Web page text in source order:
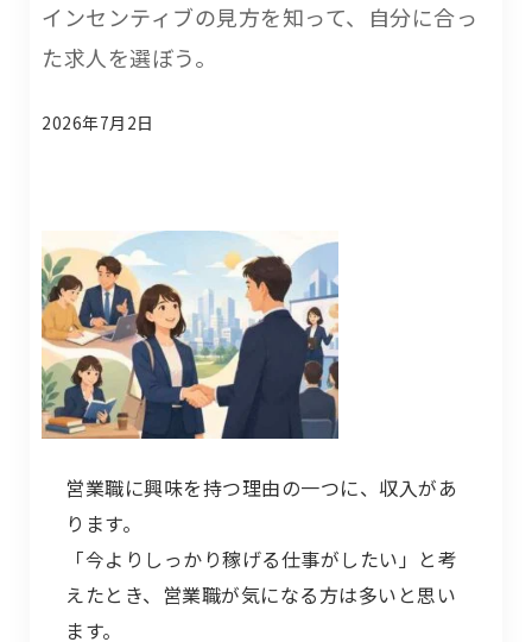
インセンティブの見方を知って、自分に合っ
た求人を選ぼう。
2026年7月2日
営業職に興味を持つ理由の一つに、収入があ
ります。
「今よりしっかり稼げる仕事がしたい」と考
えたとき、営業職が気になる方は多いと思い
ます。